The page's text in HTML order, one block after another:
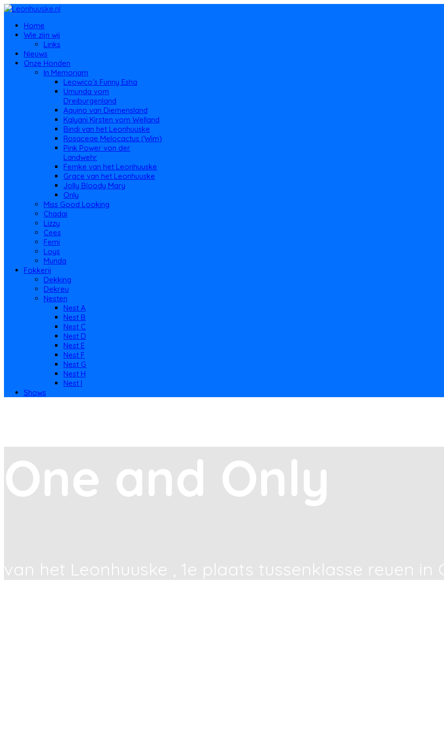
Home
Wie zijn wij
Links
Nieuws
Onze Honden
In Memoriam
Leowico’s Funny Esha
Umunda vom
Dreiburgenland
Aquino van Diemensland
Kalyani Kirsten vom Welland
Bindi van het Leonhuuske
Rosaceae Melocactus (Wim)
Pink Power von der
Landwehr
Femke van het Leonhuuske
Grace van het Leonhuuske
Jolly Bloody Mary
Only
Miss Good Looking
Chadai
Lizzy
Cees
Femi
Loys
Munda
Fokkerij
Dekking
Dekreu
Nesten
Nest A
Nest B
Nest C
Nest D
Nest E
Nest F
Nest G
Nest H
Nest I
Shows
One and Only
van het Leonhuuske , 1e plaats tussenklasse reuen in